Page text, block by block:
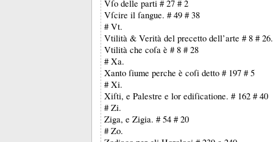
Vſo delle parti # 27 # 2
Vſcire il ſangue. # 49 # 38
# Vt.
Vtilità & Verità del precetto dell’arte # 8 #
Vtilità che coſa è # 8 # 28
# Xa.
Xanto ſiume perche è coſi detto # 197 # 5
# Xi.
Xiſti, e Palestre e lor ediſicatione. # 162 # 40
# Zi.
Ziga, e Zigia. # 54 # 20
# Zo.